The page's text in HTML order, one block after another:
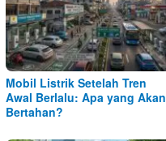
Mobil Listrik Setelah Tren
Awal Berlalu: Apa yang Akan
Bertahan?